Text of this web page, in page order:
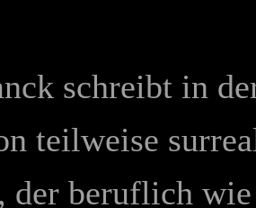
schreibt in
teilweise
der beruflich